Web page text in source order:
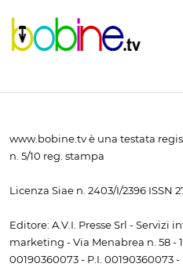
www.bobine.tv è una testata
n. 5/10 reg. stampa
Licenza Siae n. 2403/I/2396 ISSN
Editore: A.V.I. Presse Srl -
marketing - Via Menabrea n. 58 -
00190360073 - P.I. 00190360073